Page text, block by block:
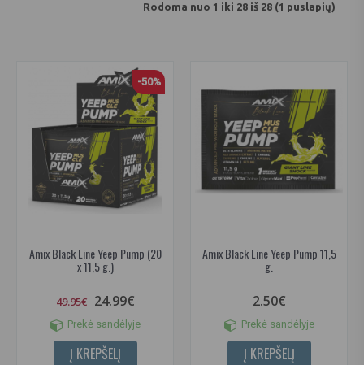
Rodoma nuo 1 iki 28 iš 28 (1 puslapių)
-50%
Amix Black Line Yeep Pump (20
x 11,5 g.)
49.95€ 24.99€
Prekė sandėlyje
Į KREPŠELĮ
Amix Black Line Yeep Pump 11,5
g.
2.50€
Prekė sandėlyje
Į KREPŠELĮ